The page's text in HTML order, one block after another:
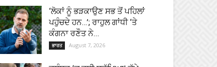
‘ਲੋਕਾਂ ਨੂੰ ਭੜਕਾਉਣ ਸਭ ਤੋਂ ਪਹਿਲਾਂ
ਪਹੁੰਚਦੇ ਹਨ…’; ਰਾਹੁਲ ਗਾਂਧੀ ‘ਤੇ
ਕੰਗਨਾ ਰਣੌਤ ਨੇ...
ਭਾਰਤ August 7, 2026